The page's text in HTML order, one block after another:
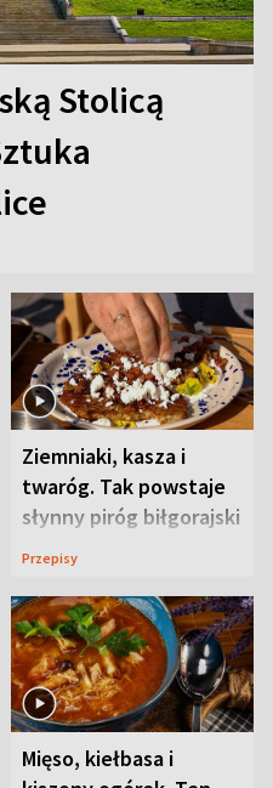
Stolicą
Ziemniaki, kasza i
twaróg. Tak powstaje
słynny piróg biłgorajski
Przepisy
Mięso, kiełbasa i